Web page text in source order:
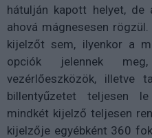
hátulján kapott helyet,
ahová mágnesesen
kijelzőt sem, ilyenkor a
opciók jelennek
vezérlőeszközök, illetve
billentyűzetet teljesen
mindkét kijelző teljesen
kijelzője egyébként 360